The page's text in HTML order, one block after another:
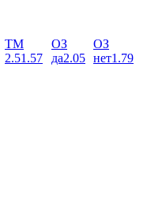
ТМ
2.51.57
ОЗ
да2.05
ОЗ
нет1.79